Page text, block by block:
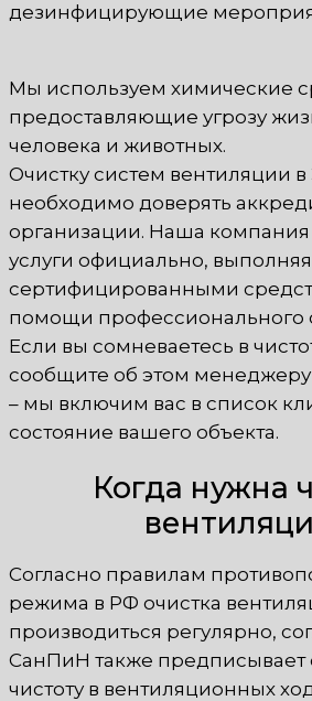
дезинфицирующие
Мы используем химические
предоставляющие угрозу
человека и животных.
Очистку систем вентиляции в
необходимо доверять
организации. Наша
услуги официально,
сертифицированными
помощи профессионального
Если вы сомневаетесь в
сообщите об этом
– мы включим вас в список
состояние вашего объекта.
Когда нужна
Согласно правилам
режима в РФ очистка
производиться регулярно,
СанПиН также предписывает
чистоту в вентиляционных